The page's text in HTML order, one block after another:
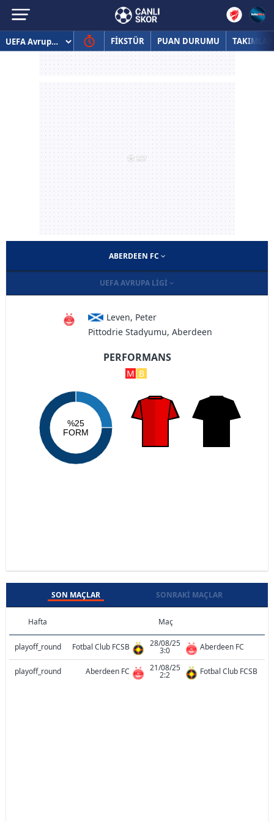
FİKSTÜR PUAN DURUMU TAKIMLAR
ABERDEEN FC
UEFA AVRUPA LIGI
Leven, Peter
Pittodrie Stadyumu, Aberdeen
PERFORMANS
M B
%25
FORM
SON MAÇLAR SONRAKI MAÇLAR
Hafta Maç
playoff_round Fotbal Club FCSB 28/08/25
3:0 Aberdeen FC
playoff_round Aberdeen FC 21/08/25
2:2 Fotbal Club FCSB